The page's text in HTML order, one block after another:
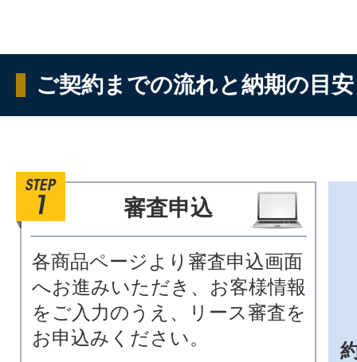
ご契約までの流れと納期の目安
審査申込
各商品ページより審査申込画面
へお進みいただき、お客様情報
をご入力のうえ、リース審査を
お申込みください。